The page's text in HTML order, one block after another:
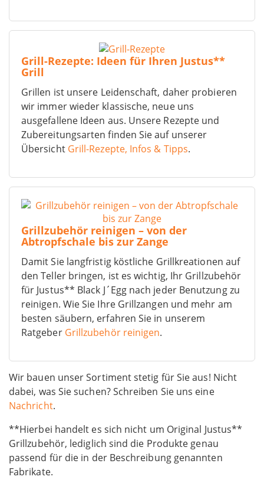
Grill-Rezepte: Ideen für Ihren Justus**
Grill
Grillen ist unsere Leidenschaft, daher probieren
wir immer wieder klassische, neue uns
ausgefallene Ideen aus. Unsere Rezepte und
Zubereitungsarten finden Sie auf unserer
Übersicht Grill-Rezepte, Infos & Tipps.
Grillzubehör reinigen – von der
Abtropfschale bis zur Zange
Damit Sie langfristig köstliche Grillkreationen auf
den Teller bringen, ist es wichtig, Ihr Grillzubehör
für Justus** Black J´Egg nach jeder Benutzung zu
reinigen. Wie Sie Ihre Grillzangen und mehr am
besten säubern, erfahren Sie in unserem
Ratgeber Grillzubehör reinigen.
Wir bauen unser Sortiment stetig für Sie aus! Nicht
dabei, was Sie suchen? Schreiben Sie uns eine
Nachricht.
**Hierbei handelt es sich nicht um Original Justus**
Grillzubehör, lediglich sind die Produkte genau
passend für die in der Beschreibung genannten
Fabrikate.